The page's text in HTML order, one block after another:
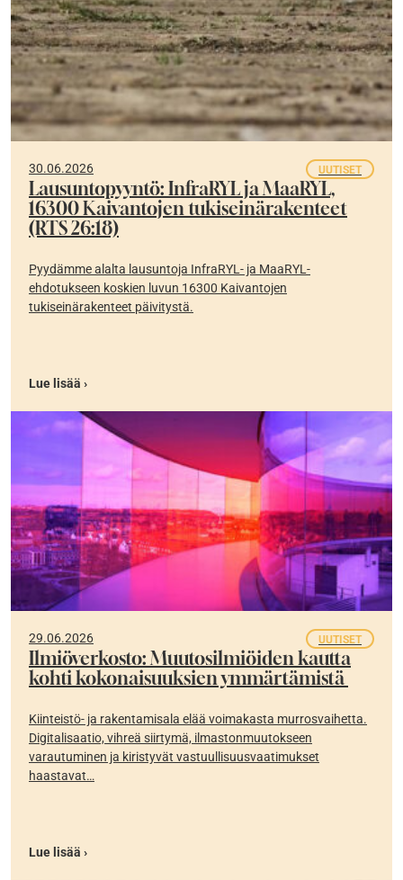
30.06.2026 UUTISET
Lausuntopyyntö: InfraRYL ja MaaRYL,
16300 Kaivantojen tukiseinärakenteet
(RTS 26:18)
Pyydämme alalta lausuntoja InfraRYL- ja MaaRYL-
ehdotukseen koskien luvun 16300 Kaivantojen
tukiseinärakenteet päivitystä.
Lue lisää ›
29.06.2026 UUTISET
Ilmiöverkosto: Muutosilmiöiden kautta
kohti kokonaisuuksien ymmärtämistä
Kiinteistö- ja rakentamisala elää voimakasta murrosvaihetta.
Digitalisaatio, vihreä siirtymä, ilmastonmuutokseen
varautuminen ja kiristyvät vastuullisuusvaatimukset
haastavat…
Lue lisää ›